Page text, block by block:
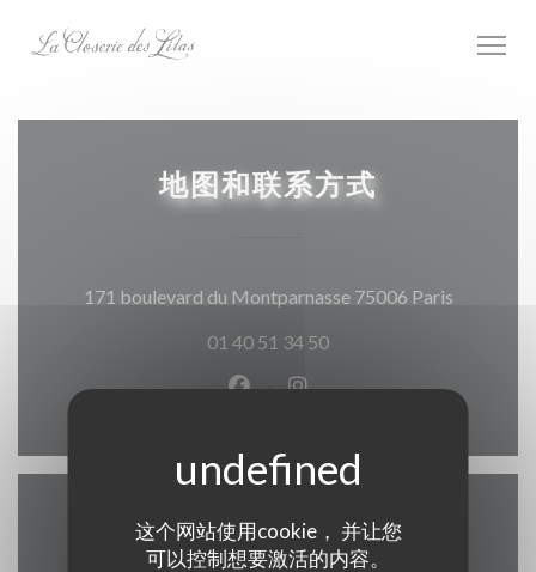
这个网站使用cookie， 并让您
可以控制想要激活的内容。
地图和联系方式
171 boulevard du Montparnasse 75006 Paris((在新窗
01 40 51 34 50
Facebook ((在新窗口中打开))
Instagram ((在新窗口中
联系我们